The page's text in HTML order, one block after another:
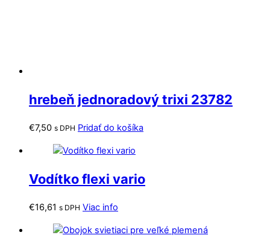
hrebeň jednoradový trixi 23782
€7,50 s DPH Pridať do košíka
Vodítko flexi vario
€16,61 s DPH Viac info